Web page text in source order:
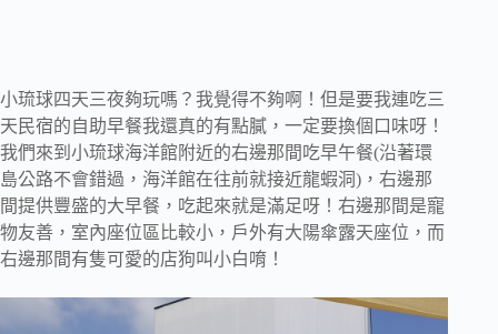
小琉球四天三夜夠玩嗎？我覺得不夠啊！但是要我連吃三
天民宿的自助早餐我還真的有點膩，一定要換個口味呀！
我們來到小琉球海洋館附近的右邊那間吃早午餐(沿著環
島公路不會錯過，海洋館在往前就接近龍蝦洞)，右邊那
間提供豐盛的大早餐，吃起來就是滿足呀！右邊那間是寵
物友善，室內座位區比較小，戶外有大陽傘露天座位，而
右邊那間有隻可愛的店狗叫小白唷！